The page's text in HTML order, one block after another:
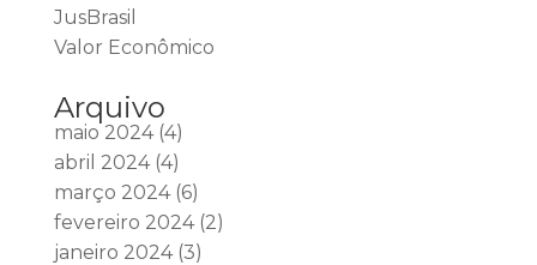
JusBrasil
Valor Econômico
Arquivo
maio 2024(4)
abril 2024(4)
março 2024(6)
fevereiro 2024(2)
janeiro 2024(3)